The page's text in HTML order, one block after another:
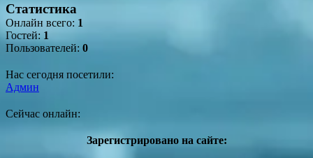
Статистика
Онлайн всего: 1
Гостей: 1
Пользователей: 0
Нас сегодня посетили:
Админ
Сейчас онлайн:
Зарегистрировано на сайте: